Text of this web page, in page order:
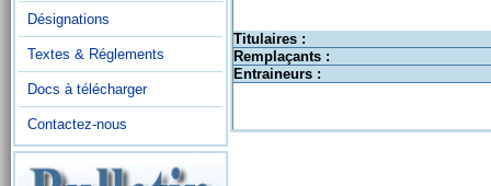
Désignations
Textes & Réglements
Docs à télécharger
Contactez-nous
Titulaires :
Remplaçants :
Entraineurs :